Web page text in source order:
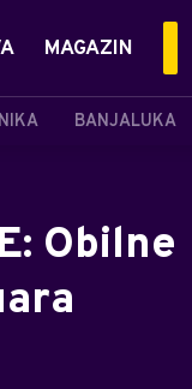
BANJALUKA
MAGAZIN
Obilne